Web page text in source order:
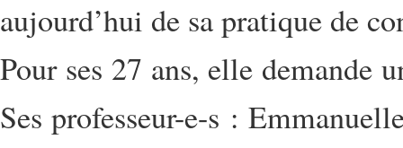
aujourd’hui de sa pratique de
Pour ses 27 ans, elle demande
Ses professeur-e-s :